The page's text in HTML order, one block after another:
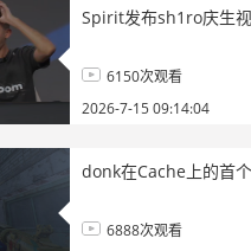
Spirit发布sh1ro庆生
6150次观看
2026-7-15 09:14:04
donk在Cache上的首
6888次观看